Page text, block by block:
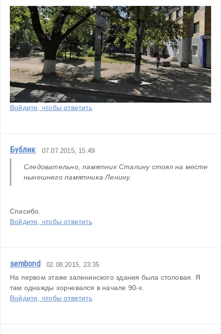
Войдите, чтобы ответить
Бублик 07.07.2015, 15:49
Следовательно, памятник Сталину стоял на месте
нынешнего памятника Ленину.
Спасибо.
Войдите, чтобы ответить
sembond 02.08.2015, 23:35
На первом этаже заленинского здания была столовая. Я
там однажды хорчевался в начале 90-х.
Войдите, чтобы ответить